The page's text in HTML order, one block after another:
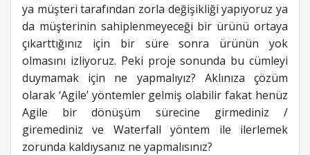
ya müşteri tarafından zorla değişikliği yapıyoruz ya
da müşterinin sahiplenmeyeceği bir ürünü ortaya
çıkarttığınız için bir süre sonra ürünün yok
olmasını izliyoruz. Peki proje sonunda bu cümleyi
duymamak için ne yapmalıyız? Aklınıza çözüm
olarak ‘Agile’ yöntemler gelmiş olabilir fakat henüz
Agile bir dönüşüm sürecine girmediniz /
giremediniz ve Waterfall yöntem ile ilerlemek
zorunda kaldıysanız ne yapmalısınız?